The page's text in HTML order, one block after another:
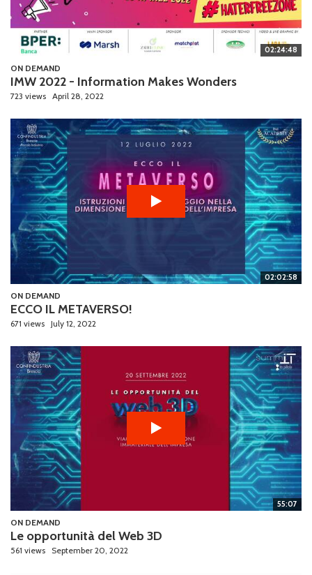
02:24:48
ON DEMAND
IMW 2022 - Information Makes Wonders
723 views April 28, 2022
02:02:58
ON DEMAND
ECCO IL METAVERSO!
671 views July 12, 2022
55:07
ON DEMAND
Le opportunità del Web 3D
561 views September 20, 2022